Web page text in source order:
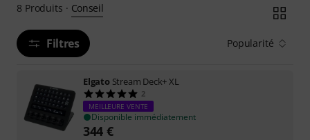
8 Produits · Conseil
Filtres Popularité
Elgato Stream Deck+ XL
2
MEILLEURE VENTE
Disponible immédiatement
344 €